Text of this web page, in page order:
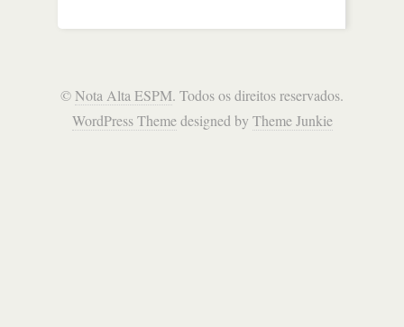
©Nota Alta ESPM. Todos os direitos reservados.
WordPress Themedesigned by Theme Junkie